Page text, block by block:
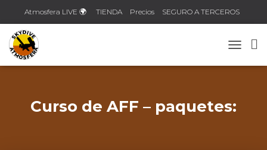
Atmosfera LIVE 🌍 TIENDA Precios SEGURO A TERCEROS
Curso de AFF – paquetes: